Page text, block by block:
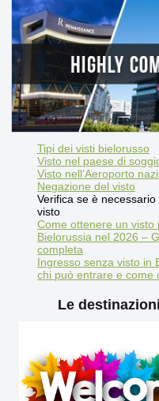
Tipi dei visti bielorusso
Visto nel paese di
Visto nell’Aeroporto
Negazione del visto
Verifica se è
visto
Come ottenere un visto
Bielorussia nel 2026 –
completa
Ingresso senza visto in
chi può entrare e come
Le